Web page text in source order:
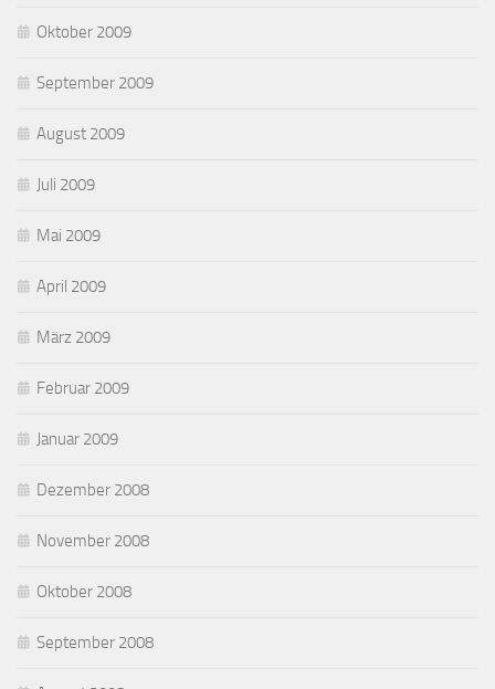
Oktober 2009
September 2009
August 2009
Juli 2009
Mai 2009
April 2009
März 2009
Februar 2009
Januar 2009
Dezember 2008
November 2008
Oktober 2008
September 2008